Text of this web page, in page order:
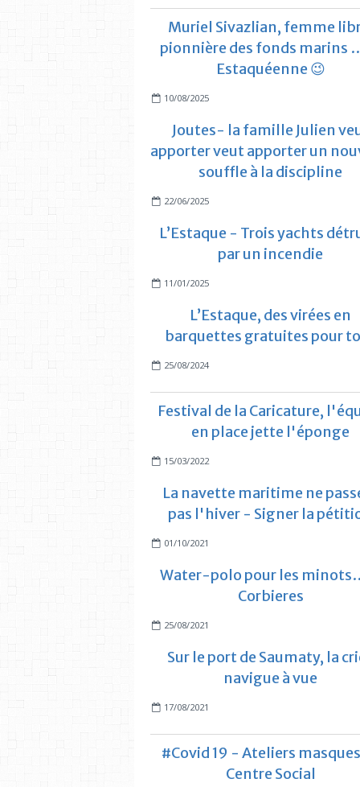
Muriel Sivazlian, femme
pionnière des fonds marins
Estaquéenne 😉
10/08/2025
Joutes- la famille Julien
apporter veut apporter un
souffle à la discipline
22/06/2025
L’Estaque - Trois yachts
par un incendie
11/01/2025
L’Estaque, des virées en
barquettes gratuites pour
25/08/2024
Festival de la Caricature,
en place jette l'éponge
15/03/2022
La navette maritime ne
pas l'hiver - Signer la
01/10/2021
Water-polo pour les
Corbieres
25/08/2021
Sur le port de Saumaty, la
navigue à vue
17/08/2021
#Covid 19 - Ateliers
Centre Social